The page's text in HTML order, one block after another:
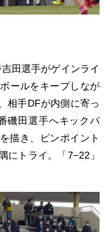
田選手がゲインライ
ールをキープしなが
相手DFが内側に寄っ
磯田選手へキックパ
描き、ピンポイント
にトライ。「7−22」